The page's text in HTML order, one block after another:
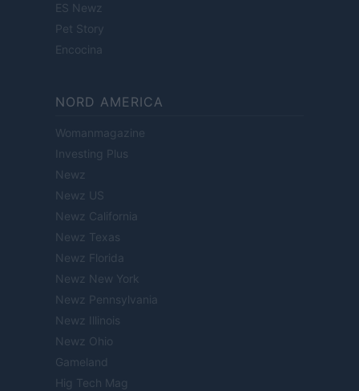
ES Newz
Pet Story
Encocina
NORD AMERICA
Womanmagazine
Investing Plus
Newz
Newz US
Newz California
Newz Texas
Newz Florida
Newz New York
Newz Pennsylvania
Newz Illinois
Newz Ohio
Gameland
Hig Tech Mag